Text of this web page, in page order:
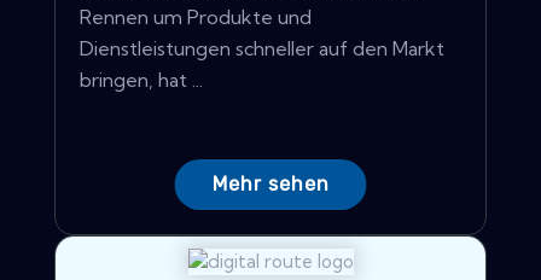
Rennen um Produkte und
Dienstleistungen schneller auf den Markt
bringen, hat ...
Mehr sehen